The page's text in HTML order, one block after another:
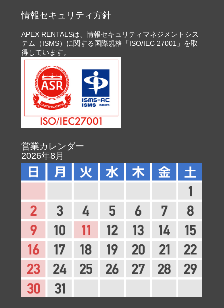
情報セキュリティ方針
APEX RENTALSは、情報セキュリティマネジメントシス
テム（ISMS）に関する国際規格「ISO/IEC 27001」を取
得しています。
営業カレンダー
2026年8月